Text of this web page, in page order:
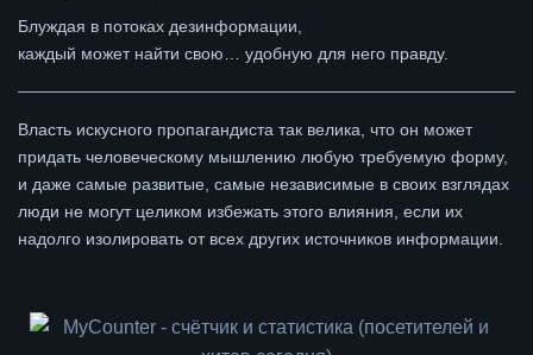
Блуждая в потоках дезинформации,
каждый может найти свою… удобную для него правду.
Власть искусного пропагандиста так велика, что он может
придать человеческому мышлению любую требуемую форму,
и даже самые развитые, самые независимые в своих взглядах
люди не могут целиком избежать этого влияния, если их
надолго изолировать от всех других источников информации.